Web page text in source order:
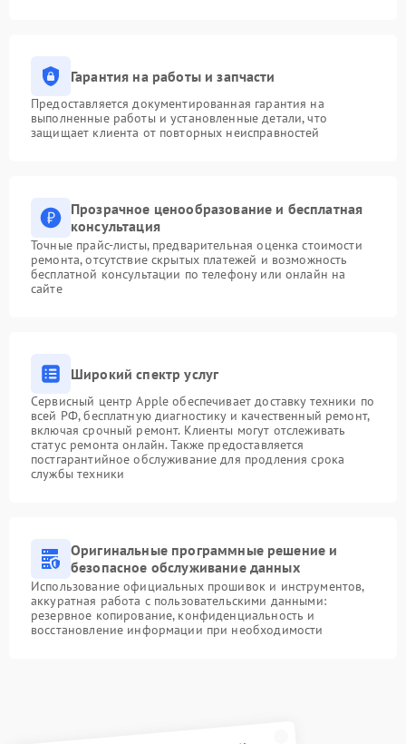
Гарантия на работы и запчасти
Предоставляется документированная гарантия на
выполненные работы и установленные детали, что
защищает клиента от повторных неисправностей
Прозрачное ценообразование и бесплатная
консультация
Точные прайс-листы, предварительная оценка стоимости
ремонта, отсутствие скрытых платежей и возможность
бесплатной консультации по телефону или онлайн на
сайте
Широкий спектр услуг
Сервисный центр Apple обеспечивает доставку техники по
всей РФ, бесплатную диагностику и качественный ремонт,
включая срочный ремонт. Клиенты могут отслеживать
статус ремонта онлайн. Также предоставляется
постгарантийное обслуживание для продления срока
службы техники
Оригинальные программные решение и
безопасное обслуживание данных
Использование официальных прошивок и инструментов,
аккуратная работа с пользовательскими данными:
резервное копирование, конфиденциальность и
восстановление информации при необходимости